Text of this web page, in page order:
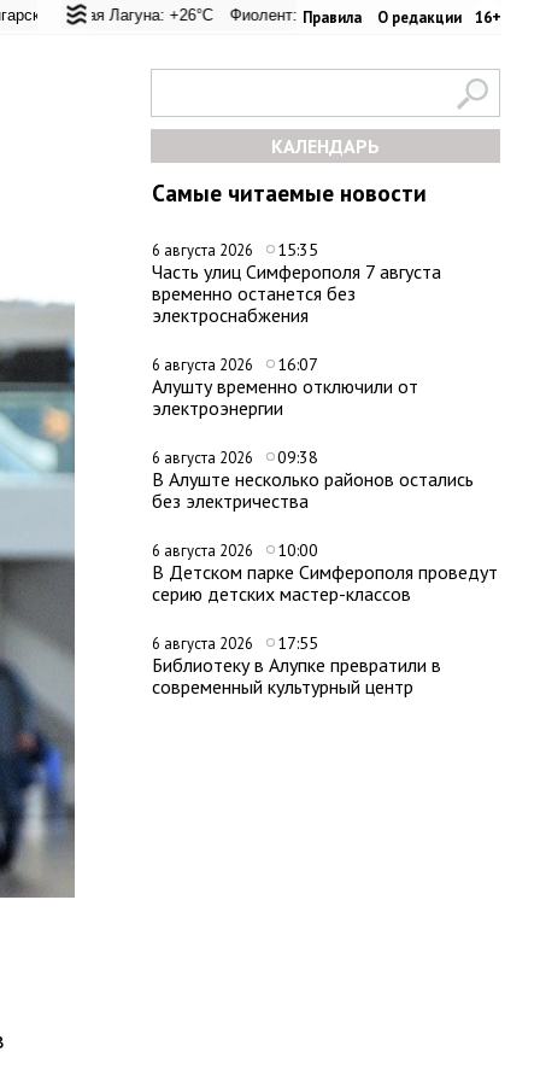
Правила О редакции 16+
Лагуна: +26°C Фиолент: +25.9°C Казачья бухта: +25.9°C
+20.9°C Евпатория: +29.2°C Керчь: +30.6°C Никитский сад:
КАЛЕНДАРЬ
Самые читаемые новости
6 августа 2026 15:35
Часть улиц Симферополя 7 августа
временно останется без
электроснабжения
6 августа 2026 16:07
Алушту временно отключили от
электроэнергии
6 августа 2026 09:38
В Алуште несколько районов остались
без электричества
6 августа 2026 10:00
В Детском парке Симферополя проведут
серию детских мастер-классов
6 августа 2026 17:55
Библиотеку в Алупке превратили в
современный культурный центр